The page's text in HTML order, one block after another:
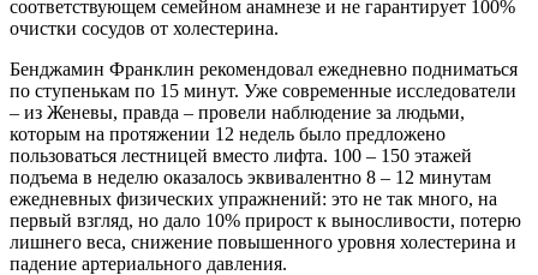
соответствующем семейном анамнезе и не гарантирует 100%
очистки сосудов от холестерина.
Бенджамин Франклин рекомендовал ежедневно подниматься
по ступенькам по 15 минут. Уже современные исследователи
– из Женевы, правда – провели наблюдение за людьми,
которым на протяжении 12 недель было предложено
пользоваться лестницей вместо лифта. 100 – 150 этажей
подъема в неделю оказалось эквивалентно 8 – 12 минутам
ежедневных физических упражнений: это не так много, на
первый взгляд, но дало 10% прирост к выносливости, потерю
лишнего веса, снижение повышенного уровня холестерина и
падение артериального давления.